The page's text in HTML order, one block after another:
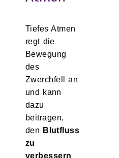
Tiefes Atmen
regt die
Bewegung
des
Zwerchfell an
und kann
dazu
beitragen,
den Blutfluss
zu
verbessern